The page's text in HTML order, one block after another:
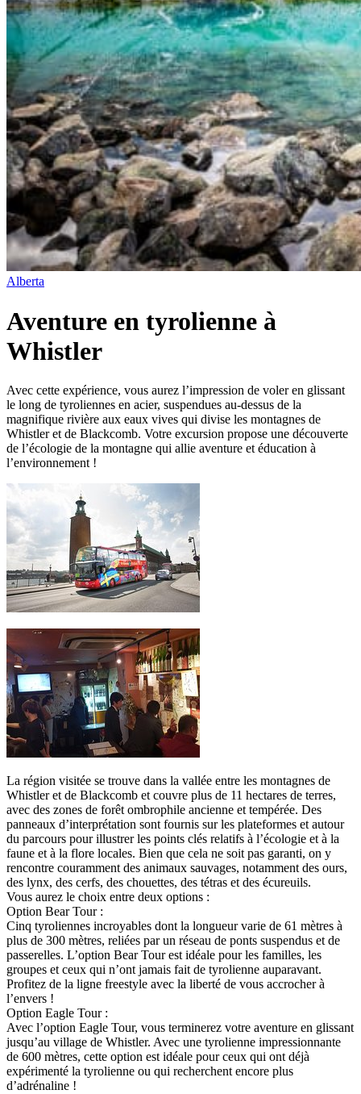
Alberta
Aventure en tyrolienne à
Whistler
Avec cette expérience, vous aurez l’impression de voler en glissant
le long de tyroliennes en acier, suspendues au-dessus de la
magnifique rivière aux eaux vives qui divise les montagnes de
Whistler et de Blackcomb. Votre excursion propose une découverte
de l’écologie de la montagne qui allie aventure et éducation à
l’environnement !
La région visitée se trouve dans la vallée entre les montagnes de
Whistler et de Blackcomb et couvre plus de 11 hectares de terres,
avec des zones de forêt ombrophile ancienne et tempérée. Des
panneaux d’interprétation sont fournis sur les plateformes et autour
du parcours pour illustrer les points clés relatifs à l’écologie et à la
faune et à la flore locales. Bien que cela ne soit pas garanti, on y
rencontre couramment des animaux sauvages, notamment des ours,
des lynx, des cerfs, des chouettes, des tétras et des écureuils.
Vous aurez le choix entre deux options :
Option Bear Tour :
Cinq tyroliennes incroyables dont la longueur varie de 61 mètres à
plus de 300 mètres, reliées par un réseau de ponts suspendus et de
passerelles. L’option Bear Tour est idéale pour les familles, les
groupes et ceux qui n’ont jamais fait de tyrolienne auparavant.
Profitez de la ligne freestyle avec la liberté de vous accrocher à
l’envers !
Option Eagle Tour :
Avec l’option Eagle Tour, vous terminerez votre aventure en glissant
jusqu’au village de Whistler. Avec une tyrolienne impressionnante
de 600 mètres, cette option est idéale pour ceux qui ont déjà
expérimenté la tyrolienne ou qui recherchent encore plus
d’adrénaline !